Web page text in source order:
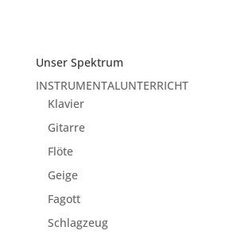
Unser Spektrum
INSTRUMENTALUNTERRICHT
Klavier
Gitarre
Flöte
Geige
Fagott
Schlagzeug